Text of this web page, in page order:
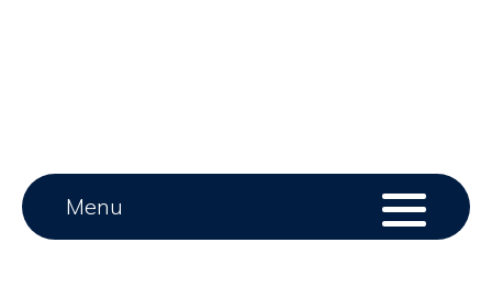
Menu
serwisu
Main
Menu